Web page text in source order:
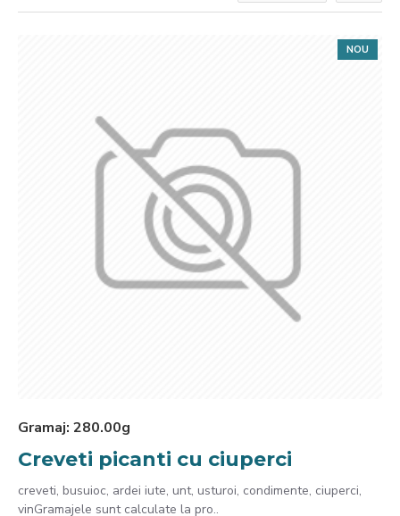
NOU
Gramaj: 280.00g
Creveti picanti cu ciuperci
creveti, busuioc, ardei iute, unt, usturoi, condimente, ciuperci,
vinGramajele sunt calculate la pro..